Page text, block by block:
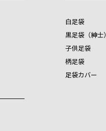
白足袋
黒足袋（紳士）
子供足袋
柄足袋
足袋カバー